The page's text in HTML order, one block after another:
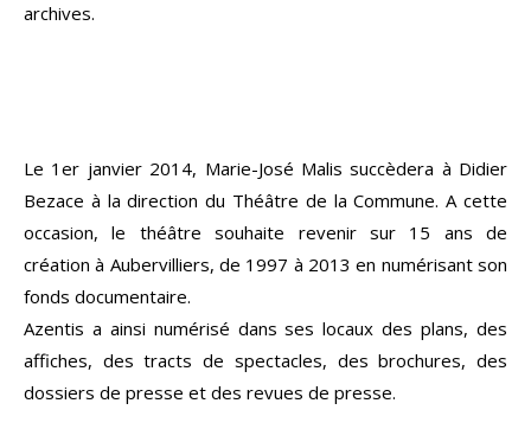
archives.
Le 1er janvier 2014, Marie-José Malis succèdera à Didier
Bezace à la direction du Théâtre de la Commune. A cette
occasion, le théâtre souhaite revenir sur 15 ans de
création à Aubervilliers, de 1997 à 2013 en numérisant son
fonds documentaire.
Azentis a ainsi numérisé dans ses locaux des plans, des
affiches, des tracts de spectacles, des brochures, des
dossiers de presse et des revues de presse.